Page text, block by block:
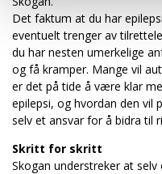
Det faktum at du har
eventuelt trenger av
du har nesten umerkelige
og få kramper. Mange vil
er det på tide å være klar
epilepsi, og hvordan den vil
selv et ansvar for å bidra til
Skritt for skritt
Skogan understreker at